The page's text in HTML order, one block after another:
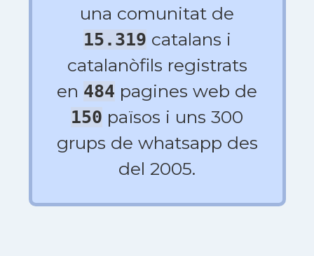
una comunitat de
15.319 catalans i
catalanòfils registrats
en 484 pagines web de
150 països i uns 300
grups de whatsapp des
del 2005.